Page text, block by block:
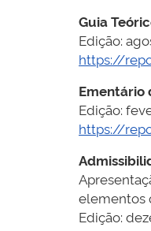
Guia
Edição:
https://
Ementário
Edição:
https://
elementos
Edição: